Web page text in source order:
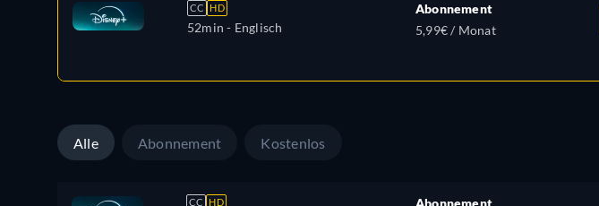
CC HD
52min - Englisch
Abonnement
5,99€ / Monat
Alle Abonnement Kostenlos
CC HD
Abonnement